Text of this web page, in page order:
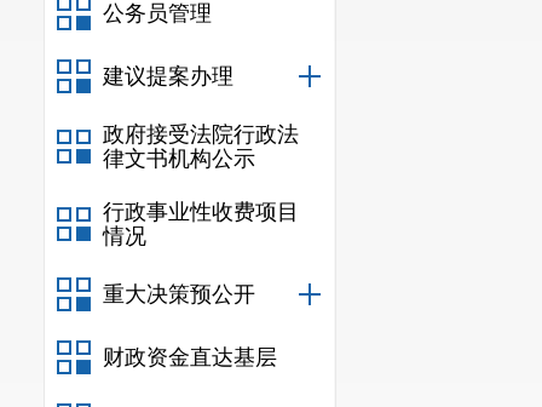
公务员管理
建议提案办理
政府接受法院行政法
律文书机构公示
行政事业性收费项目
情况
重大决策预公开
财政资金直达基层